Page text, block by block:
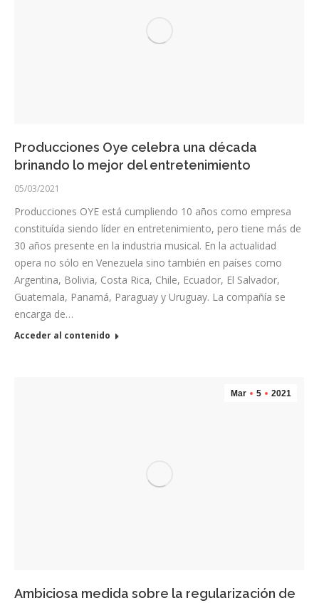
Producciones Oye celebra una década
brinando lo mejor del entretenimiento
05/03/2021
Producciones OYE está cumpliendo 10 años como empresa
constituída siendo líder en entretenimiento, pero tiene más de
30 años presente en la industria musical. En la actualidad
opera no sólo en Venezuela sino también en países como
Argentina, Bolivia, Costa Rica, Chile, Ecuador, El Salvador,
Guatemala, Panamá, Paraguay y Uruguay. La compañía se
encarga de…
Acceder al contenido
Mar 5 2021
Ambiciosa medida sobre la regularización de